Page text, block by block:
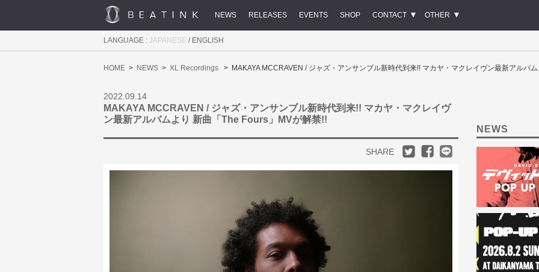
NEWS RELEASES EVENTS SHOP CONTACT OTHER
LANGUAGE : JAPANESE / ENGLISH
HOME NEWS XL Recordings MAKAYA MCCRAVEN / ジャズ・アンサンブル新時代到来!! マカヤ・マクレイヴン最新アルバ
2022.09.14
MAKAYA MCCRAVEN / ジャズ・アンサンブル新時代到来!! マカヤ・マクレイヴ
ン最新アルバムより 新曲「The Fours」MVが解禁!!
SHARE
NEWS